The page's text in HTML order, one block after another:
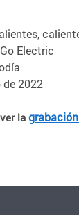
Electric
2022
la